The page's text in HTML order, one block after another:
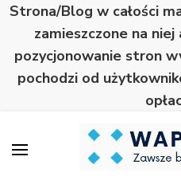
Strona/Blog w całości
zamieszczone na
pozycjonowanie stron
pochodzi od